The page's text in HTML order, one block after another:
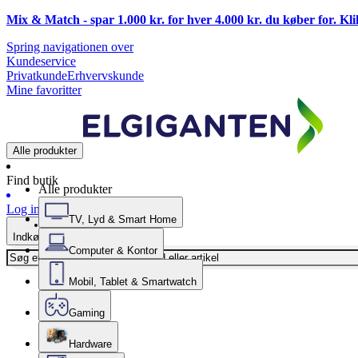
Mix & Match - spar 1.000 kr. for hver 4.000 kr. du køber for.
Spring navigationen over
Kundeservice
PrivatkundeErhvervskunde
Mine favoritter
Alle produkter
Find butik
Log ind
Indkøbskurv
Alle produkter
TV, Lyd & Smart Home
Computer & Kontor
Mobil, Tablet & Smartwatch
Gaming
Hardware